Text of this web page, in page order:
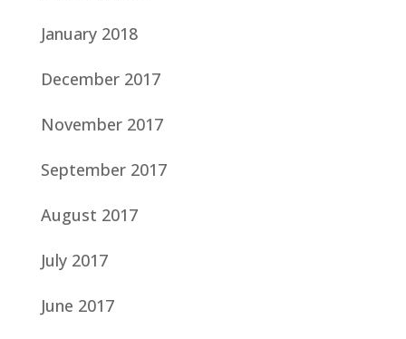
January 2018
December 2017
November 2017
September 2017
August 2017
July 2017
June 2017